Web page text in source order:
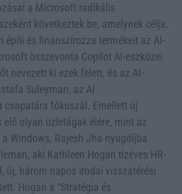
a Microsoft radikális
következtek be, amelynek célja,
építi és finanszírozza termékeit az AI-
összevonta Copilot AI-eszközei
nevezett ki ezek felett, és az AI-
Suleyman, az AI
csapatára fókuszál. Emellett új
elő olyan üzletágak élére, mint az
a Windows, Rajesh Jha nyugdíjba
aki Kathleen Hogan tízéves HR-
új, három napos irodai visszatérési
Hogan a “Stratégia és